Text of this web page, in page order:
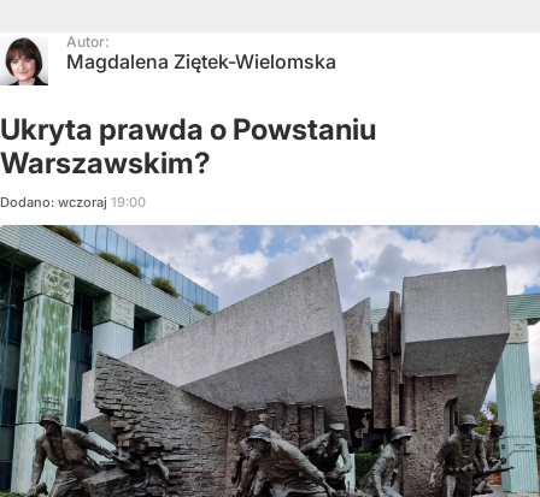
Autor:
Magdalena Ziętek-Wielomska
Ukryta prawda o Powstaniu
Warszawskim?
Dodano: wczoraj 19:00